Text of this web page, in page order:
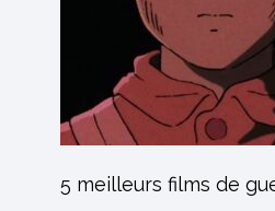
5 meilleurs films de